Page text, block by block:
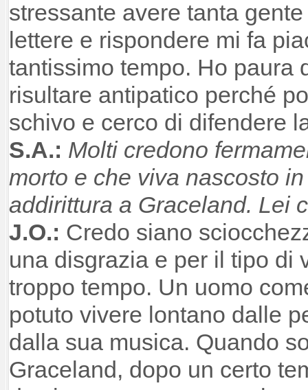
stressante avere tanta
lettere e rispondere mi fa
tantissimo tempo. Ho paura
risultare antipatico perché
schivo e cerco di difendere
S.A.: Molti credono
morto e che viva nascosto
addirittura a Graceland. Lei
J.O.: Credo siano
una disgrazia e per il tipo di
troppo tempo. Un uomo
potuto vivere lontano dalle
dalla sua musica. Quando
Graceland, dopo un certo